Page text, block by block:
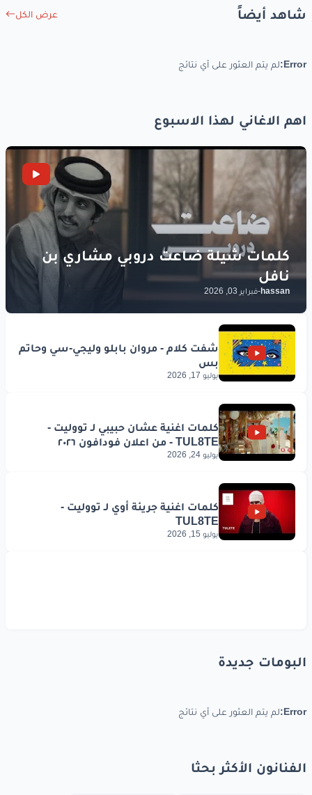
شاهد أيضاً عرض الكل
Error: لم يتم العثور على أي نتائج
اهم الاغاني لهذا الاسبوع
hassan
-فبراير 03, 2026
يوليو 17, 2026
يوليو 24, 2026
يوليو 15, 2026
البومات جديدة
Error: لم يتم العثور على أي نتائج
الفنانون الأكثر بحثا